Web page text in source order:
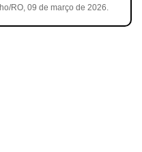
RO, 09 de março de 2026.